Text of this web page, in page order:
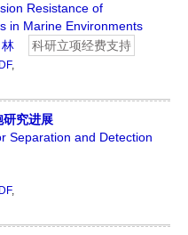
Resistance of
in Marine Environments
林 科研立项经费支持
,
研究进展
Separation and Detection
,